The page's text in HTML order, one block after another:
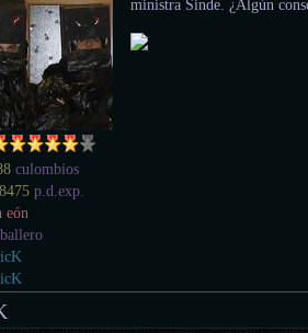
culombios
p.d.exp.
eón
ministra Sinde. ¿Algún